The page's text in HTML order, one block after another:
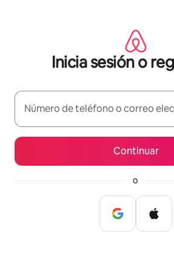
Inicia sesión o
Número de teléfono o correo
Continuar
o